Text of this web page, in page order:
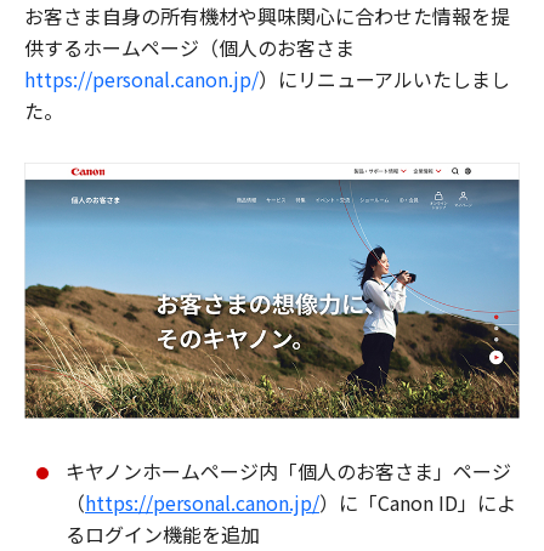
お客さま自身の所有機材や興味関心に合わせた情報を提
供するホームページ（個人のお客さま
https://personal.canon.jp/）にリニューアルいたしまし
た。
キヤノンホームページ内「個人のお客さま」ページ
（https://personal.canon.jp/）に「Canon ID」によ
るログイン機能を追加